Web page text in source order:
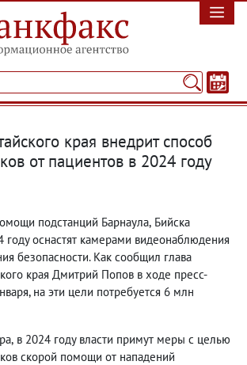
края внедрит способ
от пациентов в 2024 году
подстанций Барнаула, Бийска
годуоснастят камерами видеонаблюдения
безопасности. Как сообщил глава
края Дмитрий Попов в ходе пресс-
, на эти цели потребуется 6 млн
, в 2024 году власти примут меры с целью
скорой помощи от нападений